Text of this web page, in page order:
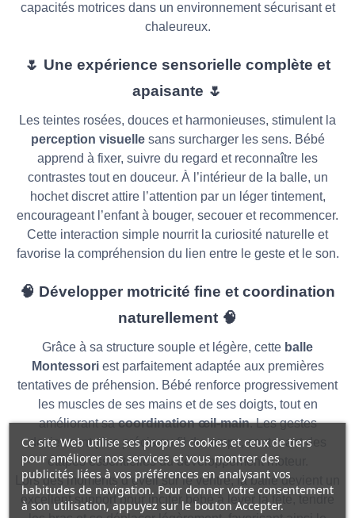
Ce site Web utilise ses propres cookies et ceux de tiers
pour améliorer nos services et vous montrer des
publicités liées à vos préférences en analysant vos
habitudes de navigation. Pour donner votre consentement
à son utilisation, appuyez sur le bouton Accepter.
capacités motrices dans un environnement sécurisant et
chaleureux.
🌷 Une expérience sensorielle complète et
apaisante 🌷
Les teintes rosées, douces et harmonieuses, stimulent la
perception visuellesans surcharger les sens. Bébé
apprend à fixer, suivre du regard et reconnaître les
contrastes tout en douceur. À l’intérieur de la balle, un
hochet discret attire l’attention par un léger tintement,
encourageant l’enfant à bouger, secouer et recommencer.
Cette interaction simple nourrit la curiosité naturelle et
favorise la compréhension du lien entre le geste et le son.
🧠 Développer motricité fine et coordination
naturellement 🧠
Grâce à sa structure souple et légère, cette balle
Montessoriest parfaitement adaptée aux premières
tentatives de préhension. Bébé renforce progressivement
les muscles de ses mains et de ses doigts, tout en
améliorant sacoordination œil-main. Les gestes
deviennent plus précis au fil du temps, soutenant des
étapes essentielles du développement moteur.
Lors des moments d’éveil sur le ventre, la balle devient un
excellent support pour inciter bébé à lever la tête, tendre